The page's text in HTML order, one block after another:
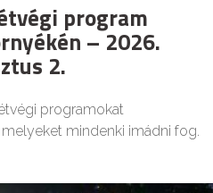
program
– 2026.
2.
programokat
mindenki imádni fog.